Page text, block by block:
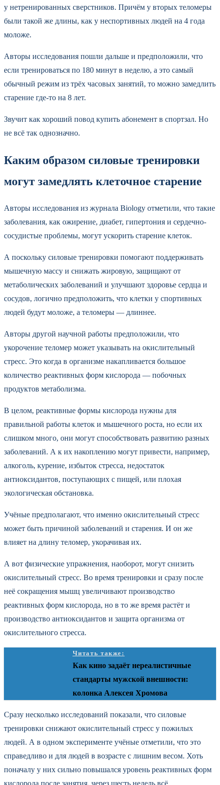
у нетренированных сверстников. Причём у вторых теломеры
были такой же длины, как у неспортивных людей на 4 года
моложе.
Авторы исследования пошли дальше и предположили, что
если тренироваться по 180 минут в неделю, а это самый
обычный режим из трёх часовых занятий, то можно замедлить
старение где-то на 8 лет.
Звучит как хороший повод купить абонемент в спортзал. Но
не всё так однозначно.
Каким образом силовые тренировки
могут замедлять клеточное старение
Авторы исследования из журнала Biology отметили, что такие
заболевания, как ожирение, диабет, гипертония и сердечно-
сосудистые проблемы, могут ускорить старение клеток.
А поскольку силовые тренировки помогают поддерживать
мышечную массу и снижать жировую, защищают от
метаболических заболеваний и улучшают здоровье сердца и
сосудов, логично предположить, что клетки у спортивных
людей будут моложе, а теломеры — длиннее.
Авторы другой научной работы предположили, что
укорочение теломер может указывать на окислительный
стресс. Это когда в организме накапливается большое
количество реактивных форм кислорода — побочных
продуктов метаболизма.
В целом, реактивные формы кислорода нужны для
правильной работы клеток и мышечного роста, но если их
слишком много, они могут способствовать развитию разных
заболеваний. А к их накоплению могут привести, например,
алкоголь, курение, избыток стресса, недостаток
антиоксидантов, поступающих с пищей, или плохая
экологическая обстановка.
Учёные предполагают, что именно окислительный стресс
может быть причиной заболеваний и старения. И он же
влияет на длину теломер, укорачивая их.
А вот физические упражнения, наоборот, могут снизить
окислительный стресс. Во время тренировки и сразу после
неё сокращения мышц увеличивают производство
реактивных форм кислорода, но в то же время растёт и
производство антиоксидантов и защита организма от
окислительного стресса.
Читать также:
Как кино задаёт нереалистичные
стандарты мужской внешности:
колонка Алексея Хромова
Сразу несколько исследований показали, что силовые
тренировки снижают окислительный стресс у пожилых
людей. А в одном эксперименте учёные отметили, что это
справедливо и для людей в возрасте с лишним весом. Хоть
поначалу у них сильно повышался уровень реактивных форм